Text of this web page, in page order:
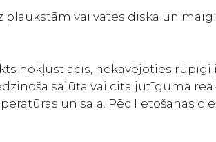
vai vates diska un
nokļūst acīs, nekavējoties
sajūta vai cita jutīguma
un sala. Pēc lietošanas